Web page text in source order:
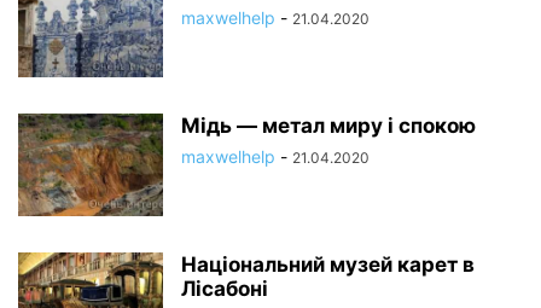
maxwelhelp - 21.04.2020
Мідь — метал миру і спокою
maxwelhelp - 21.04.2020
Національний музей карет в
Лісабоні